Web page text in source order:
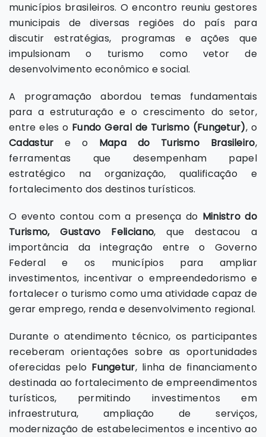
municípios brasileiros. O encontro reuniu gestores
municipais de diversas regiões do país para
discutir estratégias, programas e ações que
impulsionam o turismo como vetor de
desenvolvimento econômico e social.
A programação abordou temas fundamentais
para a estruturação e o crescimento do setor,
entre eles o Fundo Geral de Turismo (Fungetur), o
Cadastur e o Mapa do Turismo Brasileiro,
ferramentas que desempenham papel
estratégico na organização, qualificação e
fortalecimento dos destinos turísticos.
O evento contou com a presença do Ministro do
Turismo, Gustavo Feliciano, que destacou a
importância da integração entre o Governo
Federal e os municípios para ampliar
investimentos, incentivar o empreendedorismo e
fortalecer o turismo como uma atividade capaz de
gerar emprego, renda e desenvolvimento regional.
Durante o atendimento técnico, os participantes
receberam orientações sobre as oportunidades
oferecidas pelo Fungetur, linha de financiamento
destinada ao fortalecimento de empreendimentos
turísticos, permitindo investimentos em
infraestrutura, ampliação de serviços,
modernização de estabelecimentos e incentivo ao